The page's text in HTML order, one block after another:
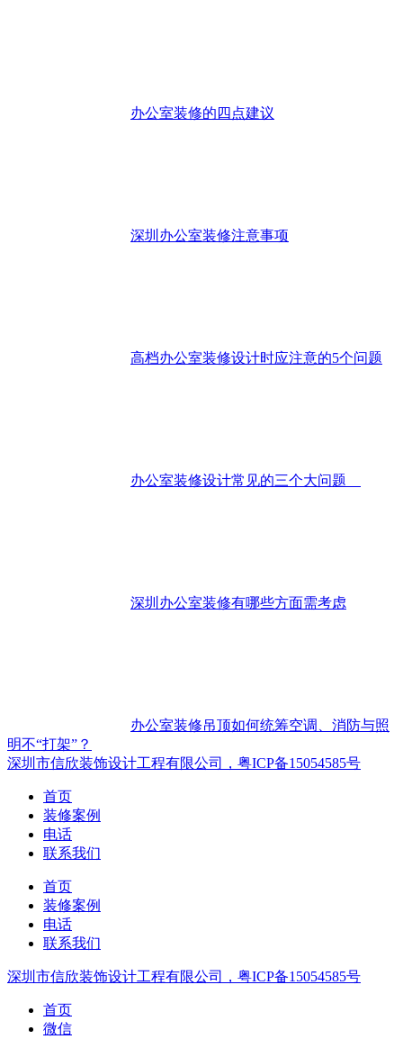
办公室装修的四点建议
深圳办公室装修注意事项
高档办公室装修设计时应注意的5个问题
办公室装修设计常见的三个大问题
深圳办公室装修有哪些方面需考虑
办公室装修吊顶如何统筹空调、消防与照
明不“打架”？
深圳市信欣装饰设计工程有限公司，粤ICP备15054585号
首页
装修案例
电话
联系我们
首页
装修案例
电话
联系我们
深圳市信欣装饰设计工程有限公司，粤ICP备15054585号
首页
微信